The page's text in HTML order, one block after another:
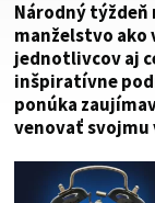
Národný týždeň
manželstvo ako
jednotlivcov aj
inšpiratívne
ponúka
venovať